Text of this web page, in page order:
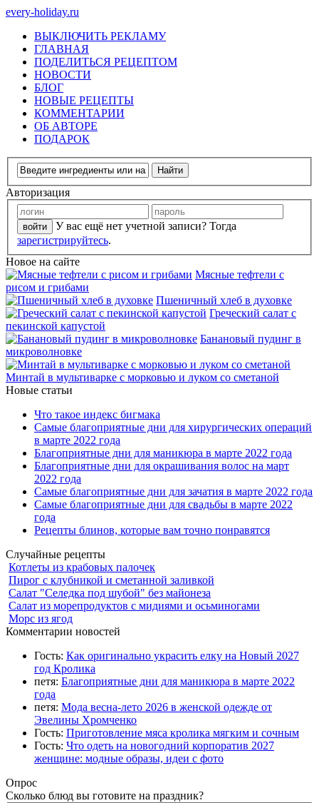
every-holiday.ru
ВЫКЛЮЧИТЬ РЕКЛАМУ
ГЛАВНАЯ
ПОДЕЛИТЬСЯ РЕЦЕПТОМ
НОВОСТИ
БЛОГ
НОВЫЕ РЕЦЕПТЫ
КОММЕНТАРИИ
ОБ АВТОРЕ
ПОДАРОК
Авторизация
У вас ещё нет учетной записи? Тогда
зарегистрируйтесь.
Новое на сайте
Мясные тефтели с
рисом и грибами
Пшеничный хлеб в духовке
Греческий салат с
пекинской капустой
Банановый пудинг в
микроволновке
Минтай в мультиварке с морковью и луком со сметаной
Новые статьи
Что такое индекс бигмака
Самые благоприятные дни для хирургических операций
в марте 2022 года
Благоприятные дни для маникюра в марте 2022 года
Благоприятные дни для окрашивания волос на март
2022 года
Самые благоприятные дни для зачатия в марте 2022 года
Самые благоприятные дни для свадьбы в марте 2022
года
Рецепты блинов, которые вам точно понравятся
Случайные рецепты
Котлеты из крабовых палочек
Пирог с клубникой и сметанной заливкой
Салат "Селедка под шубой" без майонеза
Салат из морепродуктов с мидиями и осьминогами
Морс из ягод
Комментарии новостей
Гость: Как оригинально украсить елку на Новый 2027
год Кролика
петя: Благоприятные дни для маникюра в марте 2022
года
петя: Мода весна-лето 2026 в женской одежде от
Эвелины Хромченко
Гость: Приготовление мяса кролика мягким и сочным
Гость: Что одеть на новогодний корпоратив 2027
женщине: модные образы, идеи с фото
Опрос
Сколько блюд вы готовите на праздник?